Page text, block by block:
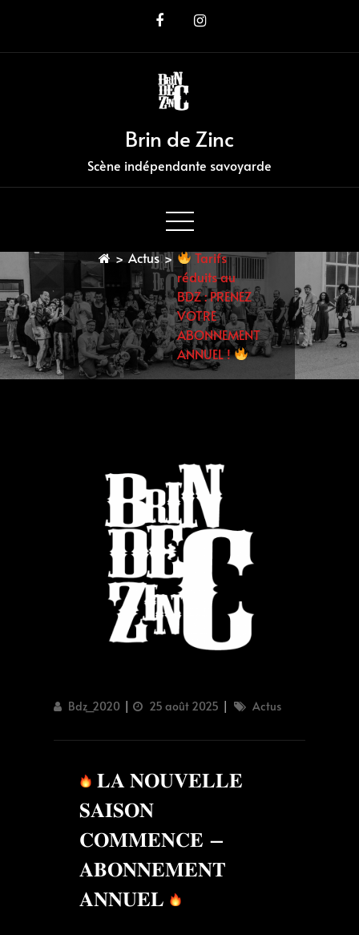
Brin de Zinc
Scène indépendante savoyarde
> Actus >
Tarifs
réduits au
BDZ : PRENEZ
VOTRE
ABONNEMENT
ANNUEL !
AuthorBdz_2020
Updated
25 août 2025 Categories
Actus
𝐋𝐀 𝐍𝐎𝐔𝐕𝐄𝐋𝐋𝐄
𝐒𝐀𝐈𝐒𝐎𝐍
𝐂𝐎𝐌𝐌𝐄𝐍𝐂𝐄 –
𝐀𝐁𝐎𝐍𝐍𝐄𝐌𝐄𝐍𝐓
𝐀𝐍𝐍𝐔𝐄𝐋